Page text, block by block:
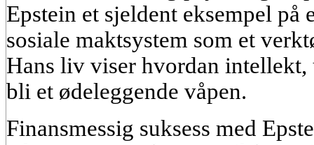
Epstein et sjeldent eksempel på
sosiale maktsystem som et
Hans liv viser hvordan intellekt,
bli et ødeleggende våpen.
Finansmessig suksess med